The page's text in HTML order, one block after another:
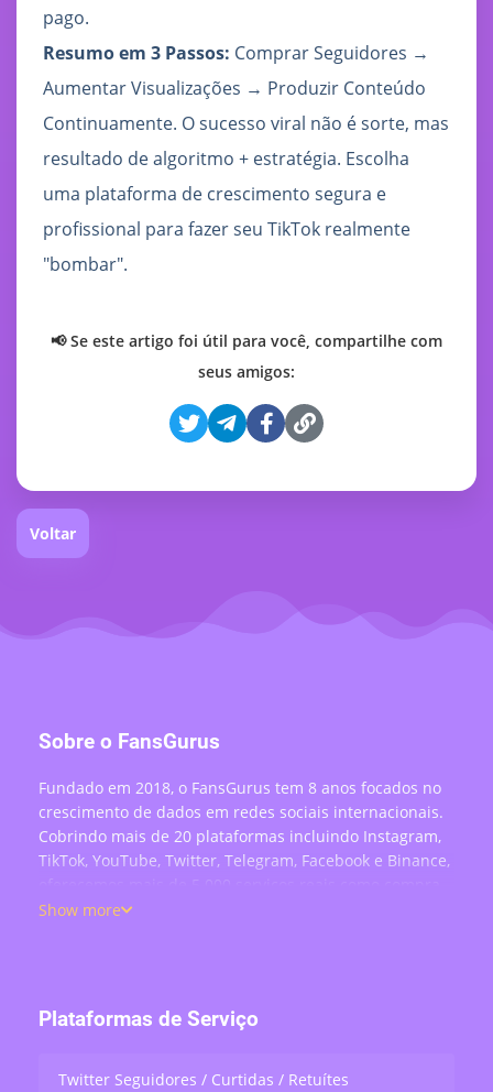
pago.
Resumo em 3 Passos: Comprar Seguidores →
Aumentar Visualizações → Produzir Conteúdo
Continuamente. O sucesso viral não é sorte, mas
resultado de algoritmo + estratégia. Escolha
uma plataforma de crescimento segura e
profissional para fazer seu TikTok realmente
"bombar".
📢 Se este artigo foi útil para você, compartilhe com
seus amigos:
Voltar
Sobre o FansGurus
Fundado em 2018, o FansGurus tem 8 anos focados no
crescimento de dados em redes sociais internacionais.
Cobrindo mais de 20 plataformas incluindo Instagram,
TikTok, YouTube, Twitter, Telegram, Facebook e Binance,
de seguidores, curtidas, comentários, visualizações,
Show more
Plataformas de Serviço
Twitter Seguidores / Curtidas / Retuítes